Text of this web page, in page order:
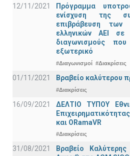
12/11/2021
Πρόγραμμα
ενίσχυση της
επιβράβευση των
ελληνικών ΑΕΙ σε
διαγωνισμούς
εξωτερικό
#Διαγωνισμοί #Διακρίσεις
01/11/2021 Bραβείο καλύτερου
#Διακρίσεις
16/09/2021
ΔΕΛΤΙΟ ΤΥΠΟΥ
και ORamaVR
#Διακρίσεις
31/08/2021
Βραβείο